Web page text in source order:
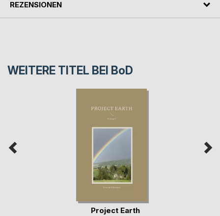
REZENSIONEN
WEITERE TITEL BEI BoD
Project Earth